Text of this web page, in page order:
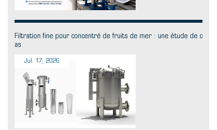
Filtration fine pour concentré de fruits de mer : une étude de c
as
Jul. 17, 2026